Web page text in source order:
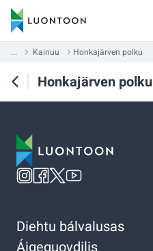
... Kainuu Honkajärven polku
Honkajärven polku
Diehtu bálvalusas